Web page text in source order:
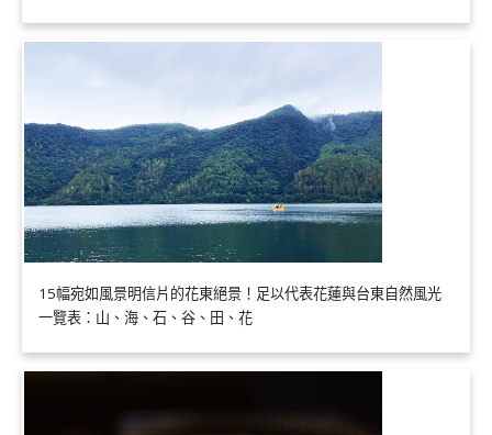
15幅宛如風景明信片的花東絕景！足以代表花蓮與台東自然風光
一覽表：山、海、石、谷、田、花